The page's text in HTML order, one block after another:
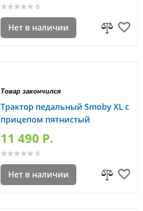
0
Нет в наличии
Товар закончился
Трактор педальный Smoby XL с
прицепом пятнистый
11 490 P.
0
Нет в наличии